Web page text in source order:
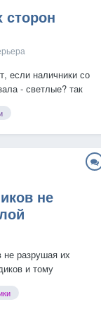
сторон
если наличники со
- светлые? так
не
не разрушая их
и тому